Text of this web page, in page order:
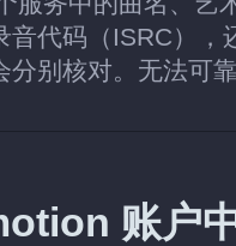
代码（ISRC），
别核对。无法可
账户